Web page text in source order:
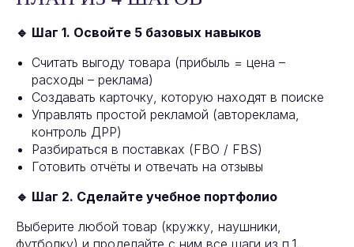
🔹 Шаг 1. Освойте 5 базовых навыков
Считать выгоду товара (прибыль = цена –
расходы – реклама)
Создавать карточку, которую находят в поиске
Управлять простой рекламой (автореклама,
контроль ДРР)
Разбираться в поставках (FBO / FBS)
Готовить отчёты и отвечать на отзывы
🔹 Шаг 2. Сделайте учебное портфолио
Выберите любой товар (кружку, наушники,